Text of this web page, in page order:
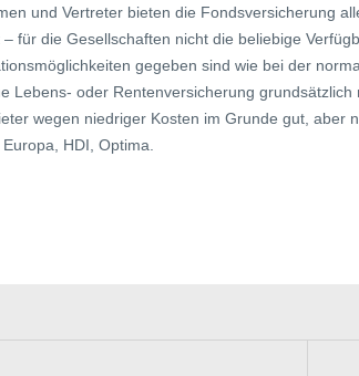
und Vertreter bieten die Fondsversicherung
für die Gesellschaften nicht die beliebige
gegeben sind wie bei der
Lebens- oder Rentenversicherung
wegen niedriger Kosten im Grunde gut, aber
HDI, Optima.